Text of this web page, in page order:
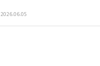
2026.06.05